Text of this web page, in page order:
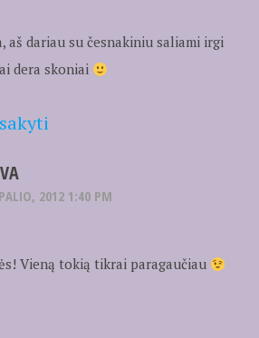
aš dariau su česnakiniu saliami irgi
dera skoniai
2012 1:40 PM
Vieną tokią tikrai paragaučiau